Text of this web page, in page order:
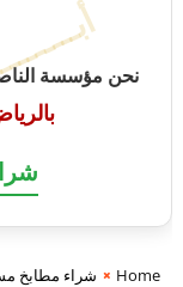
نحن مؤسسة
Home
شراء مطابخ